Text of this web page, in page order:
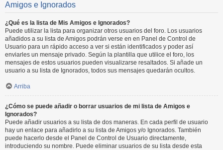
Amigos e Ignorados
¿Qué es la lista de Mis Amigos e Ignorados?
Puede utilizar la lista para organizar otros usuarios del foro. Los usuarios
añadidos a su lista de Amigos podrán verse en en Panel de Control de
Usuario para un rápido acceso a ver si están identificados y poder así
enviarles un mensaje privado. Según la plantilla que utilice el foro, los
mensajes de estos usuarios pueden visualizarse resaltados. Si añade un
usuario a su lista de Ignorados, todos sus mensajes quedarán ocultos.
Arriba
¿Cómo se puede añadir o borrar usuarios de mi lista de Amigos e
Ignorados?
Puede añadir usuarios a su lista de dos maneras. En cada perfil de usuario
hay un enlace para añadirlo a su lista de Amigos y/o Ignorados. También
puede hacerlo desde el Panel de Control de Usuario directamente,
introduciendo su nombre. Puede eliminar usuarios de su lista desde esta